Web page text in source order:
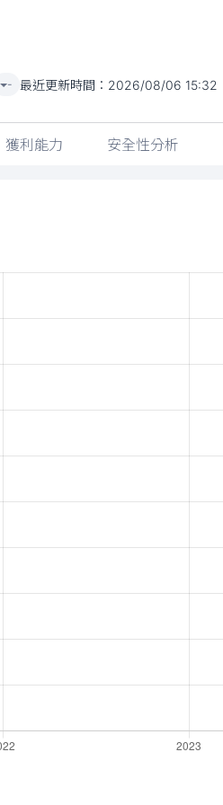
- 最近更新時間： 2026/08/06 15:32
獲利能力 安全性分析